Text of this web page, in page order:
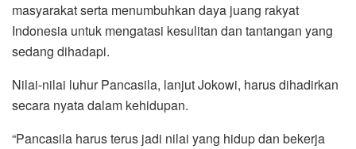
masyarakat serta menumbuhkan daya juang rakyat
Indonesia untuk mengatasi kesulitan dan tantangan yang
sedang dihadapi.
Nilai-nilai luhur Pancasila, lanjut Jokowi, harus dihadirkan
secara nyata dalam kehidupan.
“Pancasila harus terus jadi nilai yang hidup dan bekerja